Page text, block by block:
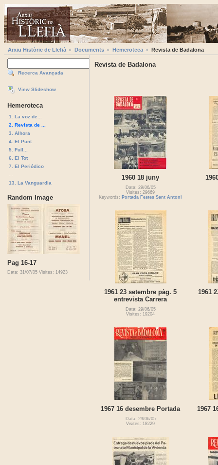
Arxiu Històric de Llefià Documents Hemeroteca Revista de Badalona
Recerca Avançada
View Slideshow
Hemeroteca
1. La voz de...
2. Revista de ...
3. Alhora
4. El Punt
5. Full...
6. El Tot
7. El Periódico
13. La Vanguardia
Random Image
Pag 16-17
Data: 31/07/05 Visites: 14923
Revista de Badalona
1960 18 juny
Data: 29/06/05
Visites: 29669
Keywords: Portada Festes Sant Antoni
1961 23 setembre pàg. 5
entrevista Carrera
Data: 29/06/05
Visites: 19204
1961
1967 16 desembre Portada
Data: 29/06/05
Visites: 18229
1967